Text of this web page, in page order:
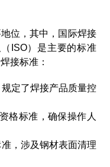
位，其中，国际焊接
ISO）是主要的标准
接标准：
定了焊接产品质量控
格标准，确保操作人
，涉及钢材表面清理